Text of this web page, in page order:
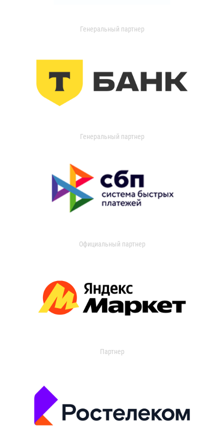
Генеральный партнер
Генеральный партнер
Официальный партнер
Партнер